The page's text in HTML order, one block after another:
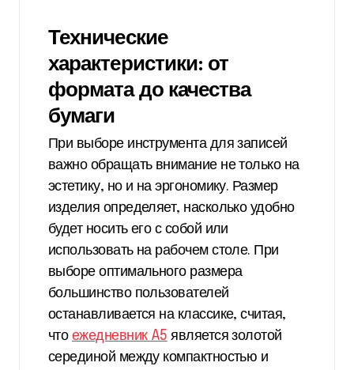
Технические
характеристики: от
формата до качества
бумаги
При выборе инструмента для записей
важно обращать внимание не только на
эстетику, но и на эргономику. Размер
изделия определяет, насколько удобно
будет носить его с собой или
использовать на рабочем столе. При
выборе оптимального размера
большинство пользователей
останавливается на классике, считая,
что ежедневник A5 является золотой
серединой между компактностью и